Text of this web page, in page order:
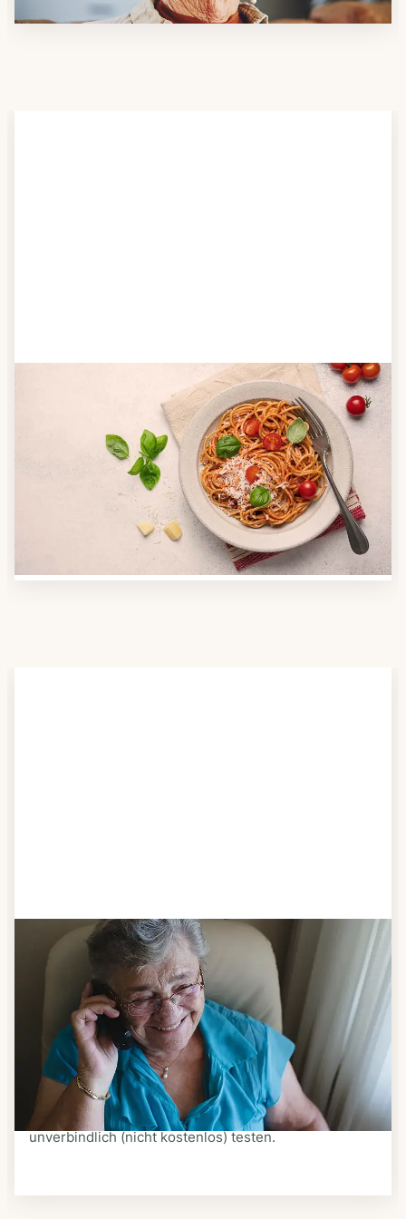
Anbieter finden
Nutzen Sie unsere große Mahlzeiten-Dienst-Suche,
um herauszufinden, welche Anbieter es in Ihrer
Region gibt und welcher am besten zu Ihnen passt.
Verschaffen Sie sich auch einen Überblick über die
Essen auf Rädern-Kosten.
Schritt 3
Bestellen & liefern lassen
Suchen Sie sich aus dem Speiseplan Ihres Anbieters
aus, was Ihnen schmeckt. Bestellen Sie telefonisch,
schriftlich oder im Online-Shop Ihres Anbieters.
Ein Kurier liefert Ihnen das bestellte Essen zum
vereinbarten Zeitpunkt nach Hause. Bei vielen
Anbietern können Sie Essen auf Rädern auch
unverbindlich (nicht kostenlos) testen.